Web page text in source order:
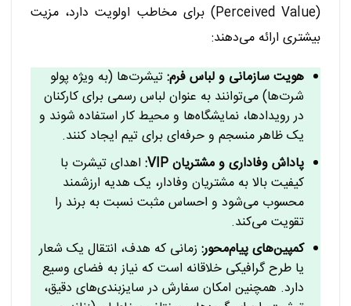
(Perceived Value) برای مخاطب اولویت دارد، مزیت
بیشتری ارائه می‌دهند:
هویت سازمانی و لباس فرم:تیشرت‌ها (به ویژه پولو
شرت‌ها) می‌توانند به عنوان لباس رسمی برای کارکنان
در رویدادها، نمایشگاه‌ها و محیط کار استفاده شوند و
یک ظاهر منسجم و حرفه‌ای برای تیم ایجاد کنند.
پاداش وفاداری و مشتریان VIP:
اهدای تیشرت با
کیفیت بالا به مشتریان وفادار، یک هدیه ارزشمند
محسوب می‌شود و احساس مثبت نسبت به برند را
تقویت می‌کند.
کمپین‌های پیام‌محور:زمانی که هدف، انتقال یک شعار
یا طرح گرافیکی خلاقانه است که نیاز به فضای وسیع
دارد. همچنین امکان سفارش در سایزبندی‌های دقیق،